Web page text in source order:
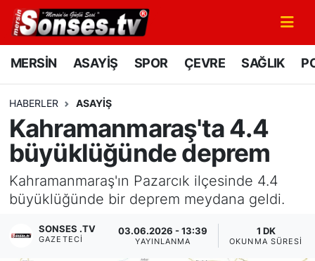
MERSİN ASAYİŞ SPOR ÇEVRE SAĞLIK
HABERLER ASAYİŞ
Kahramanmaraş'ta 4.4
büyüklüğünde deprem
Kahramanmaraş'ın Pazarcık ilçesinde 4.4
büyüklüğünde bir deprem meydana geldi.
SONSES .TV
GAZETECI
03.06.2026 - 13:39
YAYINLANMA
1 DK
OKUNMA SÜRESI
MERSİN
SPOR
GÜNÜN MANŞETİ
DÜNYA
KÜLTÜR - SANAT
Mersin Nöbetçi Eczaneler
Mersin Namaz Vakitleri
Mersin Trafik Yoğunluk Haritası
Süper Lig Puan Durumu ve Fikstür
Tüm Manşetler